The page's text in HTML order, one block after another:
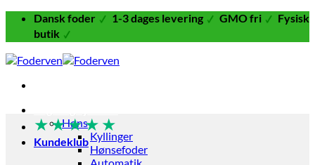
Fortsæt
indhold
Dansk foder 1-3 dages levering GMO fri
Fysisk
butik
Høns
Kyllinger
Hønsefoder
★★★★ ★
Kundeklub